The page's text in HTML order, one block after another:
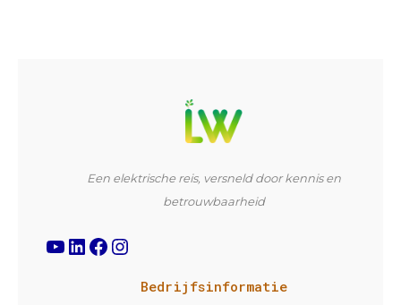
Een elektrische reis, versneld door kennis en
betrouwbaarheid
Instagram
Bedrijfsinformatie